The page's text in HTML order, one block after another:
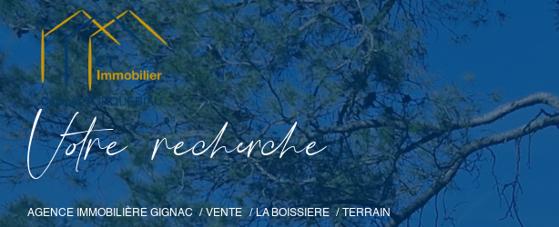
Vore recece
AGENCE IMMOBILIÈRE GIGNAC VENTE LA BOISSIERE TERRAIN